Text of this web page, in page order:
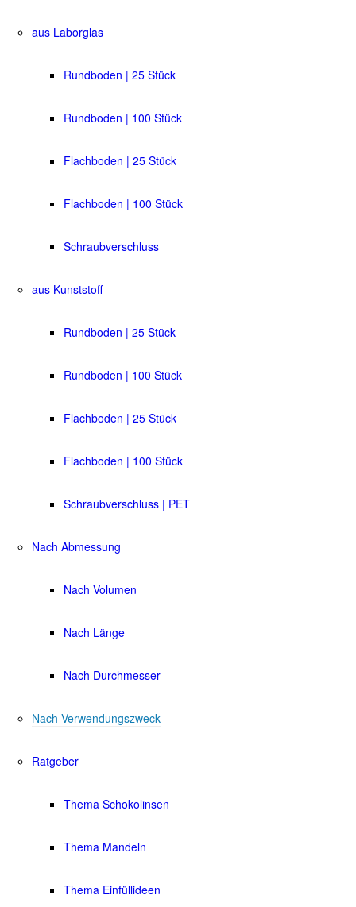
aus Laborglas
Rundboden | 25 Stück
Rundboden | 100 Stück
Flachboden | 25 Stück
Flachboden | 100 Stück
Schraubverschluss
aus Kunststoff
Rundboden | 25 Stück
Rundboden | 100 Stück
Flachboden | 25 Stück
Flachboden | 100 Stück
Schraubverschluss | PET
Nach Abmessung
Nach Volumen
Nach Länge
Nach Durchmesser
Nach Verwendungszweck
Ratgeber
Thema Schokolinsen
Thema Mandeln
Thema Einfüllideen